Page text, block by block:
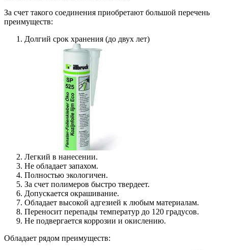
За счет такого соединения приобретают большой перечень
преимуществ:
Долгий срок хранения (до двух лет)
Легкий в нанесении.
Не обладает запахом.
Полностью экологичен.
За счет полимеров быстро твердеет.
Допускается окрашивание.
Обладает высокой адгезией к любым материалам.
Переносит перепады температур до 120 градусов.
Не подвергается коррозии и окислению.
Обладает рядом преимуществ: